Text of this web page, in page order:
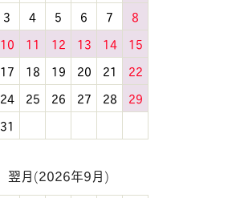
3 4 5 6 7
8
10 11 12 13 14
15
17 18 19 20 21
22
24 25 26 27 28
29
31
翌月(2026年9月)